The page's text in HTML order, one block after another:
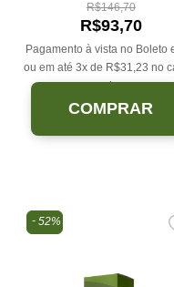
R$146,70
R$93,70
Pagamento à vista no Boleto
ou em até 3x de R$31,23 no
sem juros.
COMPRAR
52%